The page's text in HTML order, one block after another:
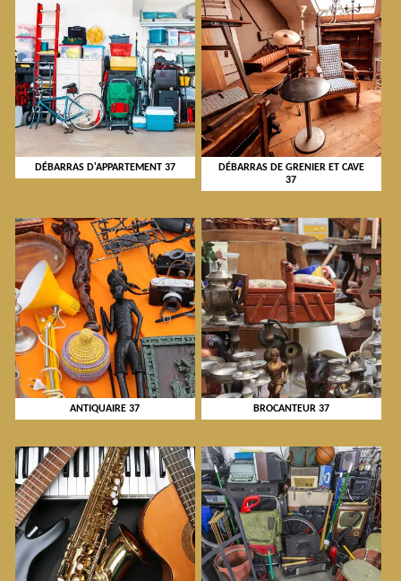
DÉBARRAS D'APPARTEMENT 37
DÉBARRAS DE GRENIER ET CAVE
37
ANTIQUAIRE 37 BROCANTEUR 37